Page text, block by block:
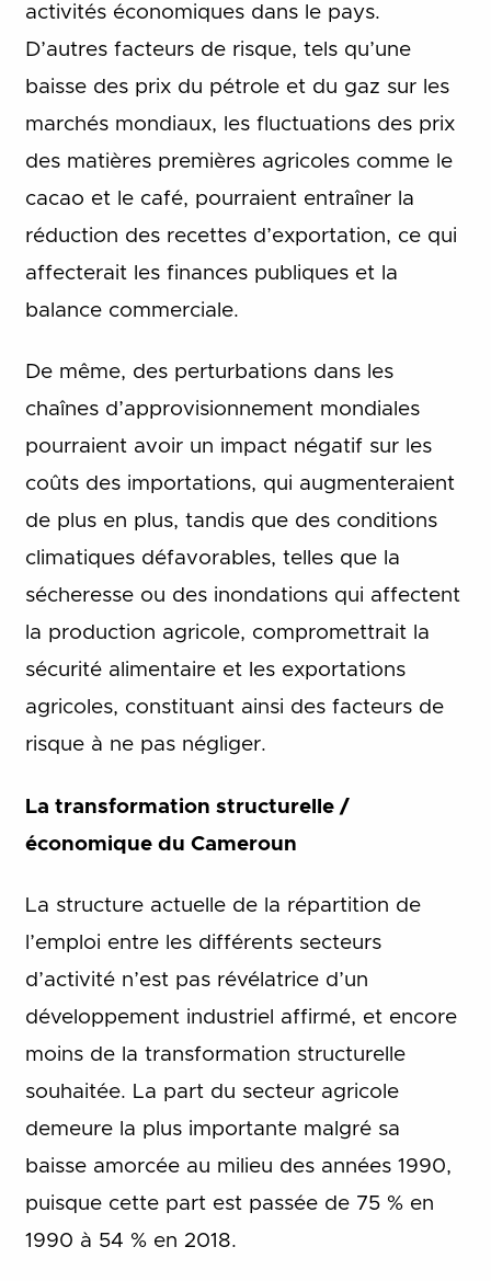
activités économiques dans le pays.
D’autres facteurs de risque, tels qu’une
baisse des prix du pétrole et du gaz sur les
marchés mondiaux, les fluctuations des prix
des matières premières agricoles comme le
cacao et le café, pourraient entraîner la
réduction des recettes d’exportation, ce qui
affecterait les finances publiques et la
balance commerciale.
De même, des perturbations dans les
chaînes d’approvisionnement mondiales
pourraient avoir un impact négatif sur les
coûts des importations, qui augmenteraient
de plus en plus, tandis que des conditions
climatiques défavorables, telles que la
sécheresse ou des inondations qui affectent
la production agricole, compromettrait la
sécurité alimentaire et les exportations
agricoles, constituant ainsi des facteurs de
risque à ne pas négliger.
La transformation structurelle /
économique du Cameroun
La structure actuelle de la répartition de
l’emploi entre les différents secteurs
d’activité n’est pas révélatrice d’un
développement industriel affirmé, et encore
moins de la transformation structurelle
souhaitée. La part du secteur agricole
demeure la plus importante malgré sa
baisse amorcée au milieu des années 1990,
puisque cette part est passée de 75 % en
1990 à 54 % en 2018.